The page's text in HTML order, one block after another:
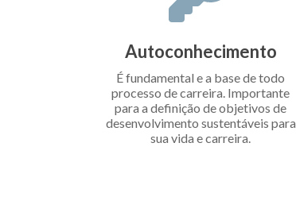
Autoconhecimento
É fundamental e a base de todo
processo de carreira. Importante
para a definição de objetivos de
desenvolvimento sustentáveis para
sua vida e carreira.